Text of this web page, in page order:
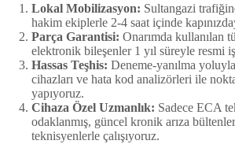
Lokal Mobilizasyon: Sultangazi
hakim ekiplerle 2-4 saat içinde
Parça Garantisi: Onarımda kullanılan
elektronik bileşenler 1 yıl süreyle resmi
Hassas Teşhis: Deneme-yanılma
cihazları ve hata kod analizörleri ile nokta
yapıyoruz.
Cihaza Özel Uzmanlık: Sadece ECA
odaklanmış, güncel kronik arıza
teknisyenlerle çalışıyoruz.